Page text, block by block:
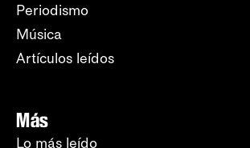
Periodismo
Música
Artículos leídos
Más
Lo más leído